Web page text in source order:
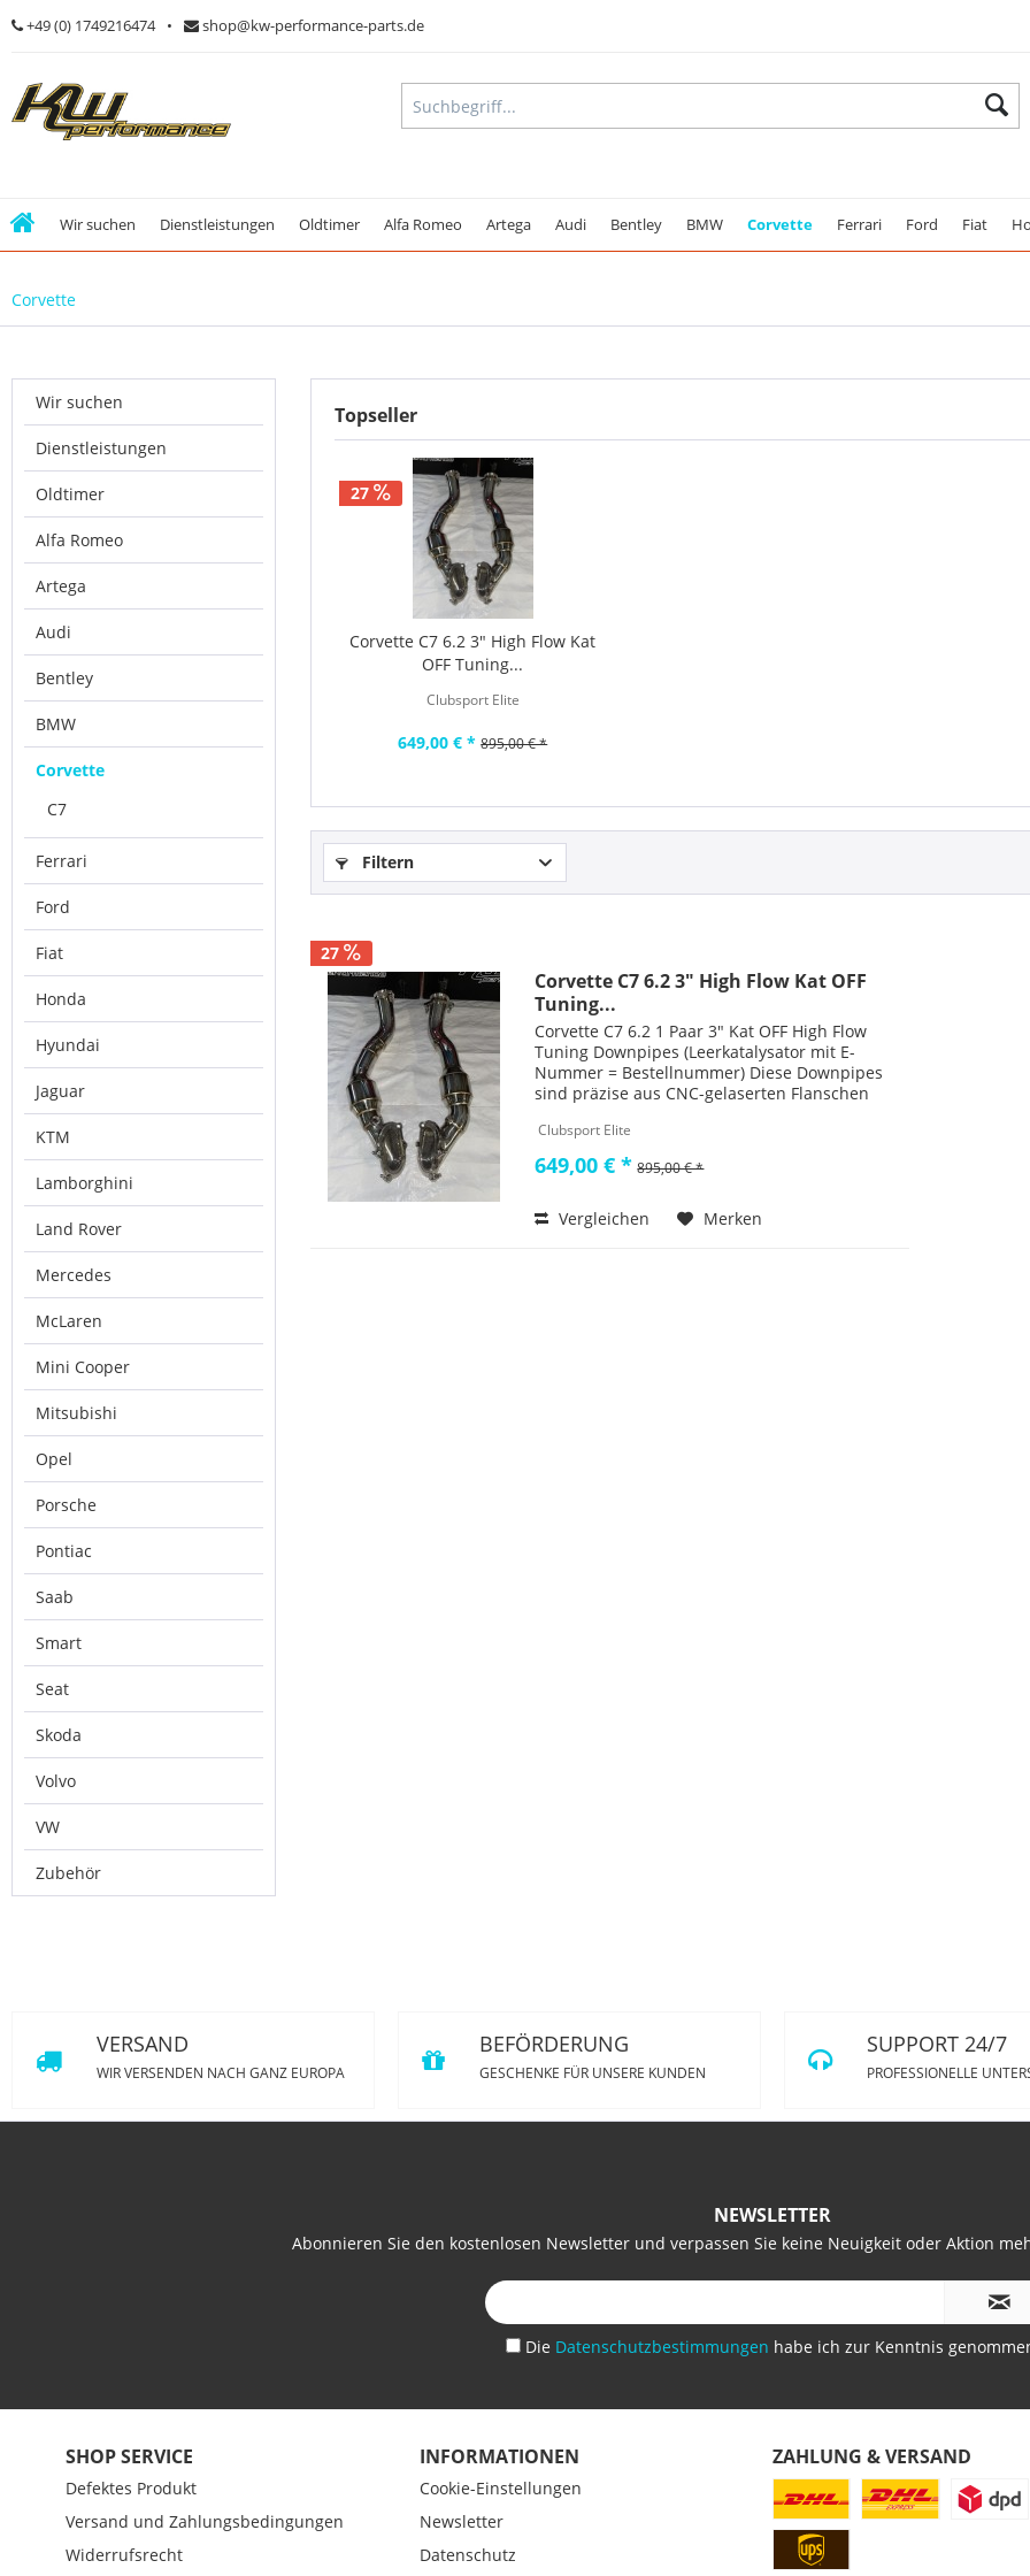
+49 (0) 1749216474 shop@kw-performance-parts.de
Wir suchen Dienstleistungen Oldtimer Alfa Romeo Artega Audi Bentley BMW Corvette Ferrari Ford Fiat
Corvette
Wir suchen
Dienstleistungen
Oldtimer
Alfa Romeo
Artega
Audi
Bentley
BMW
Corvette
C7
Ferrari
Ford
Fiat
Honda
Hyundai
Jaguar
KTM
Lamborghini
Land Rover
Mercedes
McLaren
Mini Cooper
Mitsubishi
Opel
Porsche
Pontiac
Saab
Smart
Seat
Skoda
Volvo
VW
Zubehör
Topseller
27
Corvette C7 6.2 3" High Flow Kat
OFF Tuning...
Clubsport Elite
649,00 € * 895,00 € *
Filtern
27
Corvette C7 6.2 3" High Flow Kat OFF
Tuning...
Corvette C7 6.2 1 Paar 3" Kat OFF High Flow
Tuning Downpipes (Leerkatalysator mit E-
Nummer = Bestellnummer) Diese Downpipes
sind präzise aus CNC-gelaserten Flanschen
Rohre, die anschließend für...
Clubsport Elite
649,00 € * 895,00 € *
Vergleichen Merken
VERSAND
WIR VERSENDEN NACH GANZ EUROPA
BEFÖRDERUNG
GESCHENKE FÜR UNSERE KUNDEN
SUPPORT 24/7
PROFESSIONELLE
NEWSLETTER
Abonnieren Sie den kostenlosen Newsletter und verpassen Sie keine Neuigkeit oder Aktion
Die Datenschutzbestimmungen habe ich zur Kenntnis
SHOP SERVICE
Defektes Produkt
Versand und Zahlungsbedingungen
Widerrufsrecht
INFORMATIONEN
Cookie-Einstellungen
Newsletter
Datenschutz
ZAHLUNG & VERSAND